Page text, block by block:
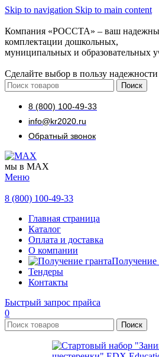
Skip to navigation Skip to main content
Компания «РОССТА» – ваш
комплектации дошкольных,
муниципальных и образовательных
Сделайте выбор в пользу
Поиск
8 (800) 100-49-33
info@kr2020.ru
Обратный звонок
мы в MAX
Меню
8 (800) 100-49-33
Главная страница
Каталог
Оплата и доставка
О компании
Получение
Тендеры
Контакты
Быстрый запрос прайса
0
Поиск